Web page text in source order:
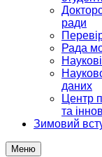
ради
Рада
даних
Центр
та
Зимовий
Меню